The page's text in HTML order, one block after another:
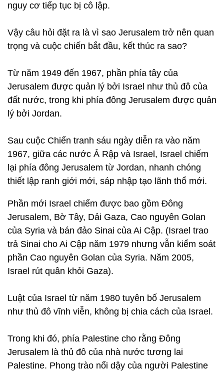
nguy cơ tiếp tục bị cô lập.
Vậy câu hỏi đặt ra là vì sao Jerusalem trở nên quan
trọng và cuộc chiến bắt đầu, kết thúc ra sao?
Từ năm 1949 đến 1967, phần phía tây của
Jerusalem được quản lý bởi Israel như thủ đô của
đất nước, trong khi phía đông Jerusalem được quản
lý bởi Jordan.
Sau cuộc Chiến tranh sáu ngày diễn ra vào năm
1967, giữa các nước Ả Rập và Israel, Israel chiếm
lại phía đông Jerusalem từ Jordan, nhanh chóng
thiết lập ranh giới mới, sáp nhập tạo lãnh thổ mới.
Phần mới Israel chiếm được bao gồm Đông
Jerusalem, Bờ Tây, Dải Gaza, Cao nguyên Golan
của Syria và bán đảo Sinai của Ai Cập. (Israel trao
trả Sinai cho Ai Cập năm 1979 nhưng vẫn kiểm soát
phần Cao nguyên Golan của Syria. Năm 2005,
Israel rút quân khỏi Gaza).
Luật của Israel từ năm 1980 tuyên bố Jerusalem
như thủ đô vĩnh viễn, không bị chia cách của Israel.
Trong khi đó, phía Palestine cho rằng Đông
Jerusalem là thủ đô của nhà nước tương lai
Palestine. Phong trào nổi dậy của người Palestine